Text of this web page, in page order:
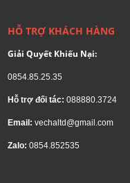
mỏng
hình cồng kềnh với
thiết kế mượt mà
liên kết đa màn
HỖ TRỢ KHÁCH HÀNG
Giải Quyết Khiếu Nại:
0854.85.25.35
Hỗ trợ đối tác: 088880.3724
Email:vechaltd@gmail.com
Zalo: 0854.852535